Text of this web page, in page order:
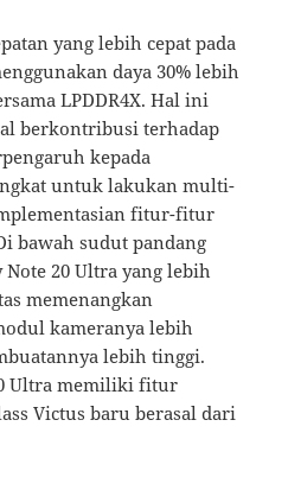
yang lebih cepat pada
daya 30% lebih
LPDDR4X. Hal ini
berkontribusi terhadap
kepada
untuk lakukan multi-
fitur-fitur
bawah sudut pandang
Note 20 Ultra yang lebih
memenangkan
kameranya lebih
lebih tinggi.
Ultra memiliki fitur
Victus baru berasal dari